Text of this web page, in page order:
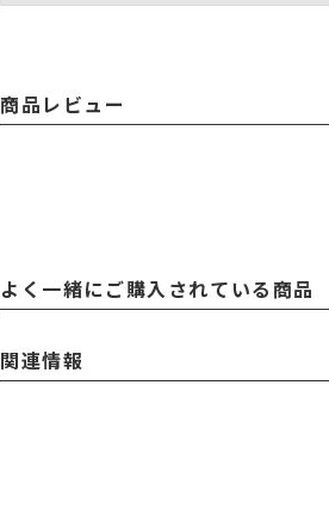
商品レビュー
よく一緒にご購入されている商品
関連情報